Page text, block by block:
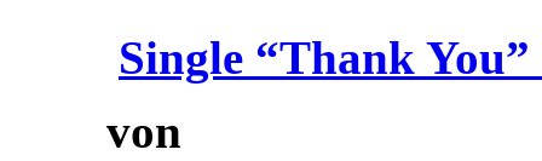
Single “Thank
von